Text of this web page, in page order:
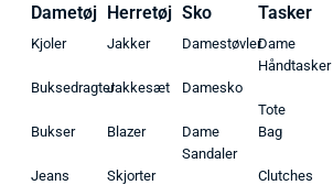
Dametøj
Kjoler
Buksedragter
Bukser
Jeans
Herretøj
Jakker
Jakkesæt
Blazer
Skjorter
Sko
Damestøvler
Damesko
Dame
Sandaler
Tasker
Dame
Håndtasker
Tote
Bag
Clutches